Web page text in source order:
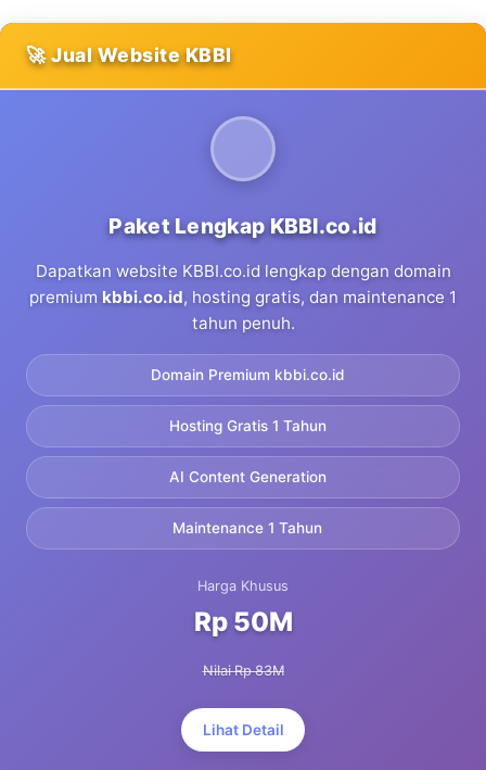
🚀 Jual Website KBBI
Paket Lengkap KBBI.co.id
Dapatkan website KBBI.co.id lengkap dengan domain
premium kbbi.co.id, hosting gratis, dan maintenance 1
tahun penuh.
Domain Premium kbbi.co.id
Hosting Gratis 1 Tahun
AI Content Generation
Maintenance 1 Tahun
Harga Khusus
Rp 50M
Nilai Rp 83M
Lihat Detail